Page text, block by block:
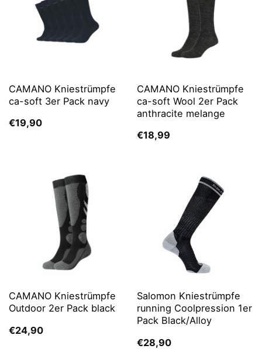
CAMANO Kniestrümpfe
ca-soft 3er Pack navy
€19,90
CAMANO Kniestrümpfe
ca-soft Wool 2er Pack
anthracite melange
€18,99
CAMANO Kniestrümpfe
Outdoor 2er Pack black
€24,90
Salomon Kniestrümpfe
running Coolpression 1er
Pack Black/Alloy
€28,90